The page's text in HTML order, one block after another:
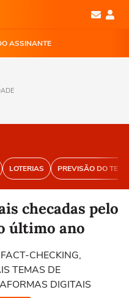
ASSINANTE
LOTERIAS PREVISÃO DO
checadas pelo
último ano
CHECKING,
TEMAS DE
DIGITAIS